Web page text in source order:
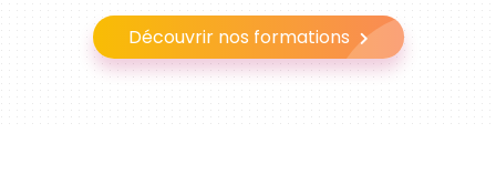
Découvrir nos formations